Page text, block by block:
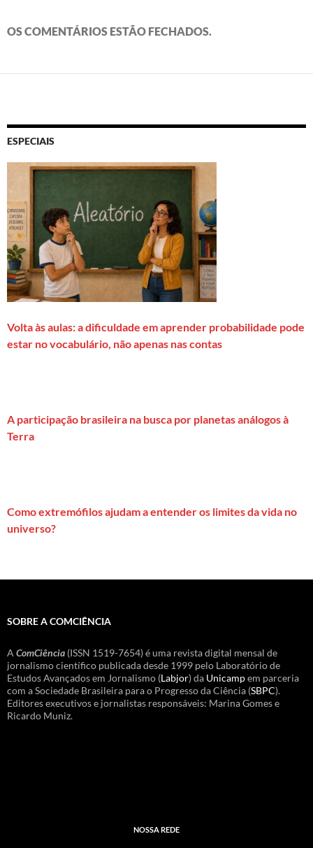
OS COMENTÁRIOS ESTÃO FECHADOS.
ESPECIAIS
Volta às aulas: a dificuldade em aprender probabilidade pode
estar no vocabulário, não apenas nas contas
A participação brasileira na busca por planetas análogos à
Terra
Como extremófilos ajudam a entender os limites da vida no
universo?
SOBRE A COMCIÊNCIA
A ComCiência (ISSN 1519-7654) é uma revista digital mensal de
jornalismo científico publicada desde 1999 pelo Laboratório de
Estudos Avançados em Jornalismo (Labjor) da Unicampem parceria
com a Sociedade Brasileira para o Progresso da Ciência (SBPC).
Editores executivos e jornalistas responsáveis: Marina Gomes e
Ricardo Muniz.
NOSSA REDE